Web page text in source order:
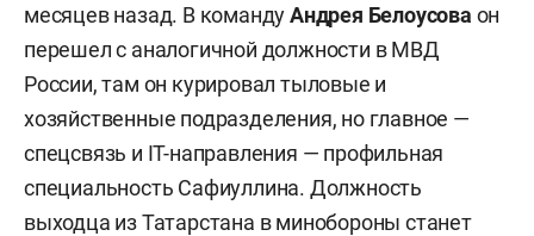
месяцев назад. В командуАндрея Белоусова он
перешел с аналогичной должности в МВД
России, там он курировал тыловые и
хозяйственные подразделения, но главное —
спецсвязь и IT-направления — профильная
специальность Сафиуллина. Должность
выходца из Татарстана в минобороны станет